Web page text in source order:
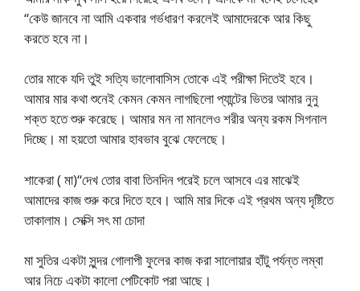
“কেউ জানবে না আমি একবার গর্ভধারণ করলেই আমাদেরকে আর কিছু
করতে হবে না।
তোর মাকে যদি তুই সত্যি ভালোবাসিস তোকে এই পরীক্ষা দিতেই হবে।
আমার মার কথা শুনেই কেমন কেমন লাগছিলো প্যান্টের ভিতর আমার নুনু
শক্ত হতে শুরু করেছে। আমার মন না মানলেও শরীর অন্য রকম সিগনাল
দিচ্ছে। মা হয়তো আমার হাবভাব বুঝে ফেলেছে।
শাকেরা ( মা)“দেখ তোর বাবা তিনদিন পরেই চলে আসবে এর মাঝেই
আমাদের কাজ শুরু করে দিতে হবে। আমি মার দিকে এই প্রথম অন্য দৃষ্টিতে
তাকালাম। সেক্সি সৎ মা চোদা
মা সুতির একটা সুন্দর গোলাপী ফুলের কাজ করা সালোয়ার হাঁটু পর্যন্ত লম্বা
আর নিচে একটা কালো পেটিকোট পরা আছে।